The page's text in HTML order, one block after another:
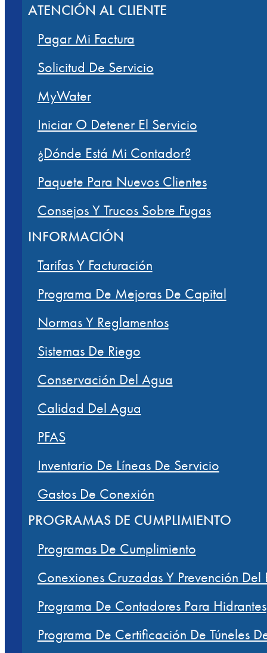
ATENCIÓN AL CLIENTE
Pagar Mi Factura
Solicitud De Servicio
MyWater
Iniciar O Detener El Servicio
¿Dónde Está Mi Contador?
Paquete Para Nuevos Clientes
Consejos Y Trucos Sobre Fugas
INFORMACIÓN
Tarifas Y Facturación
Programa De Mejoras De Capital
Normas Y Reglamentos
Sistemas De Riego
Conservación Del Agua
Calidad Del Agua
PFAS
Inventario De Líneas De Servicio
Gastos De Conexión
PROGRAMAS DE CUMPLIMIENTO
Programas De Cumplimiento
Conexiones Cruzadas Y Prevención Del
Programa De Contadores Para Hidrantes
Programa De Certificación De Túneles